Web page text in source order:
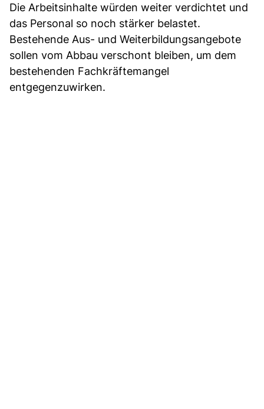
Die Arbeitsinhalte würden weiter verdichtet und
das Personal so noch stärker belastet.
Bestehende Aus- und Weiterbildungsangebote
sollen vom Abbau verschont bleiben, um dem
bestehenden Fachkräftemangel
entgegenzuwirken.